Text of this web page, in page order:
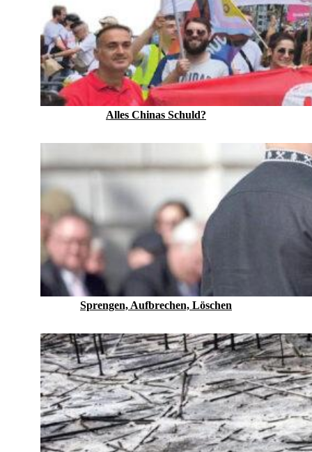
Alles Chinas Schuld?
Sprengen, Aufbrechen, Löschen